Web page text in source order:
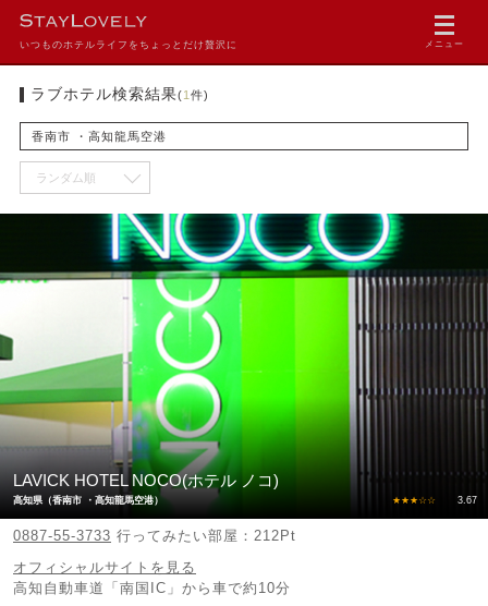
いつものホテルライフをちょっとだけ贅沢に メニュー
ラブホテル検索結果(1 件)
香南市 ・高知龍馬空港
LAVICK HOTEL NOCO(ホテル ノコ)
高知県（香南市 ・高知龍馬空港） ★★★☆☆ 3.67
0887-55-3733 行ってみたい部屋：212Pt
オフィシャルサイトを見る
高知自動車道「南国IC」から車で約10分